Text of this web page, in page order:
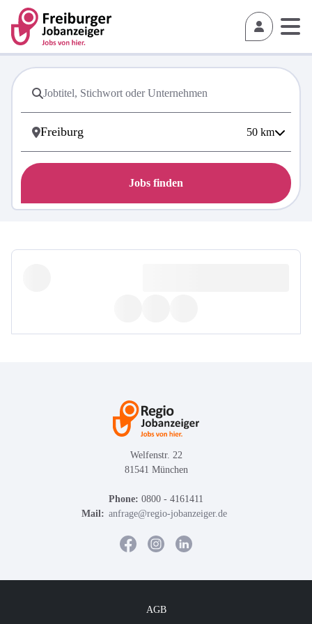
50 km
Jobs finden
Welfenstr. 22
81541 München
Phone: 0800 - 4161411
Mail: anfrage@regio-jobanzeiger.de
AGB